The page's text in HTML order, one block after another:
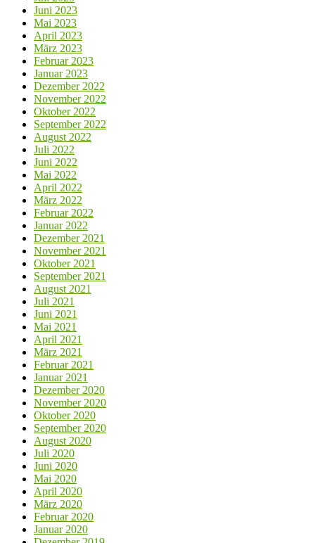
Juni 2023
Mai 2023
April 2023
März 2023
Februar 2023
Januar 2023
Dezember 2022
November 2022
Oktober 2022
September 2022
August 2022
Juli 2022
Juni 2022
Mai 2022
April 2022
März 2022
Februar 2022
Januar 2022
Dezember 2021
November 2021
Oktober 2021
September 2021
August 2021
Juli 2021
Juni 2021
Mai 2021
April 2021
März 2021
Februar 2021
Januar 2021
Dezember 2020
November 2020
Oktober 2020
September 2020
August 2020
Juli 2020
Juni 2020
Mai 2020
April 2020
März 2020
Februar 2020
Januar 2020